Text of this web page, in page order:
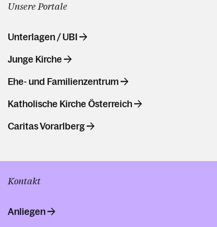
Unsere Portale
Unterlagen / UBI
Junge Kirche
Ehe- und Familienzentrum
Katholische Kirche Österreich
Caritas Vorarlberg
Kontakt
Anliegen